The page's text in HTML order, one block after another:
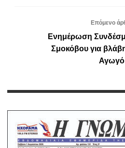
Επόμενο
Ενημέρωση
Σμοκόβου για
Αγωγό